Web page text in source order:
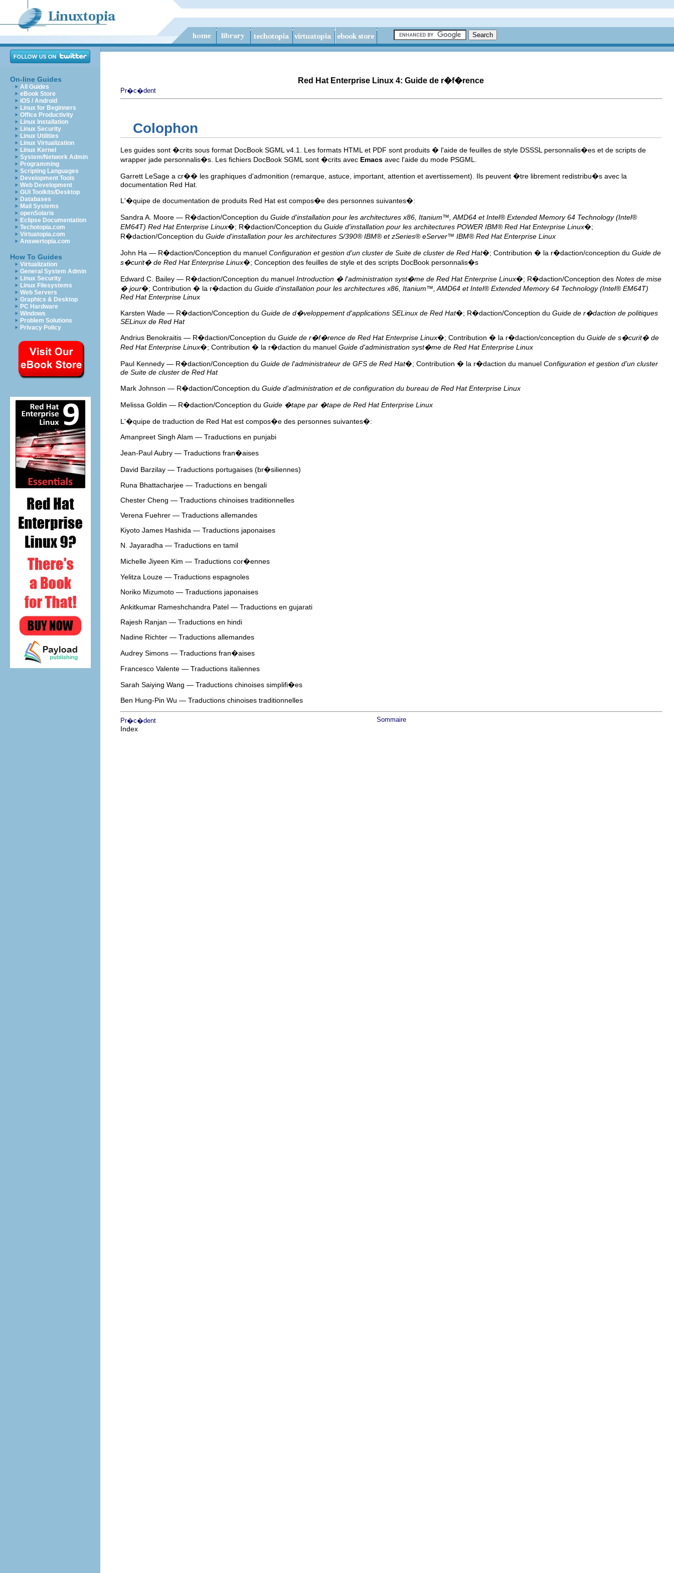
On-line Guides
All Guides
eBook Store
iOS / Android
Linux for Beginners
Office Productivity
Linux Installation
Linux Security
Linux Utilities
Linux Virtualization
Linux Kernel
System/Network Admin
Programming
Scripting Languages
Development Tools
Web Development
GUI Toolkits/Desktop
Databases
Mail Systems
openSolaris
Eclipse Documentation
Techotopia.com
Virtuatopia.com
Answertopia.com
How To Guides
Virtualization
General System Admin
Linux Security
Linux Filesystems
Web Servers
Graphics & Desktop
PC Hardware
Windows
Problem Solutions
Privacy Policy
Red Hat Enterprise Linux 4: Guide de r�f�rence
Pr�c�dent
Colophon
Les guides sont �crits sous format DocBook SGML v4.1. Les formats HTML et PDF sont produits � l'aide de feuilles de style DSSSL personnalis�es et de scripts de
wrapper jade personnalis�s. Les fichiers DocBook SGML sont �crits avec Emacs avec l'aide du mode PSGML.
Garrett LeSage a cr�� les graphiques d'admonition (remarque, astuce, important, attention et avertissement). Ils peuvent �tre librement redistribu�s avec la
documentation Red Hat.
L'�quipe de documentation de produits Red Hat est compos�e des personnes suivantes�:
Sandra A. Moore — R�daction/Conception du Guide d'installation pour les architectures x86, Itanium™, AMD64 etIntel® Extended Memory 64 Technology (Intel®
EM64T) Red Hat Enterprise Linux�; R�daction/Conception du Guide d'installation pour les architectures POWER IBM® Red Hat Enterprise Linux�;
R�daction/Conception du Guide d'installation pour les architectures S/390®IBM® etzSeries®eServer™ IBM® Red Hat Enterprise Linux
John Ha — R�daction/Conception du manuel Configuration et gestion d'un cluster de Suite de cluster de Red Hat�; Contribution � la r�daction/conception du Guide de
s�curit� de Red Hat Enterprise Linux�; Conception des feuilles de style et des scripts DocBook personnalis�s
Edward C. Bailey — R�daction/Conception du manuel Introduction � l'administration syst�me de Red Hat Enterprise Linux�; R�daction/Conception des Notes de mise
� jour�; Contribution � la r�daction du Guide d'installation pour les architectures x86, Itanium™, AMD64 etIntel® Extended Memory 64 Technology (Intel® EM64T)
Red Hat Enterprise Linux
Karsten Wade — R�daction/Conception du Guide de d�veloppement d'applications SELinux de Red Hat�; R�daction/Conception du Guide de r�daction de politiques
SELinux de Red Hat
Andrius Benokraitis — R�daction/Conception du Guide de r�f�rence de Red Hat Enterprise Linux�; Contribution � la r�daction/conception du Guide de s�curit� de
Red Hat Enterprise Linux�; Contribution � la r�daction du manuel Guide d'administration syst�me de Red Hat Enterprise Linux
Paul Kennedy — R�daction/Conception du Guide de l'administrateur de GFS de Red Hat�; Contribution � la r�daction du manuel Configuration et gestion d'un cluster
de Suite de cluster de Red Hat
Mark Johnson — R�daction/Conception du Guide d'administration et de configuration du bureau de Red Hat Enterprise Linux
Melissa Goldin — R�daction/Conception du Guide �tape par �tape de Red Hat Enterprise Linux
L'�quipe de traduction de Red Hat est compos�e des personnes suivantes�:
Amanpreet Singh Alam — Traductions en punjabi
Jean-Paul Aubry — Traductions fran�aises
David Barzilay — Traductions portugaises (br�siliennes)
Runa Bhattacharjee — Traductions en bengali
Chester Cheng — Traductions chinoises traditionnelles
Verena Fuehrer — Traductions allemandes
Kiyoto James Hashida — Traductions japonaises
N. Jayaradha — Traductions en tamil
Michelle Jiyeen Kim — Traductions cor�ennes
Yelitza Louze — Traductions espagnoles
Noriko Mizumoto — Traductions japonaises
Ankitkumar Rameshchandra Patel — Traductions en gujarati
Rajesh Ranjan — Traductions en hindi
Nadine Richter — Traductions allemandes
Audrey Simons — Traductions fran�aises
Francesco Valente — Traductions italiennes
Sarah Saiying Wang — Traductions chinoises simplifi�es
Ben Hung-Pin Wu — Traductions chinoises traditionnelles
Pr�c�dent Sommaire
Index